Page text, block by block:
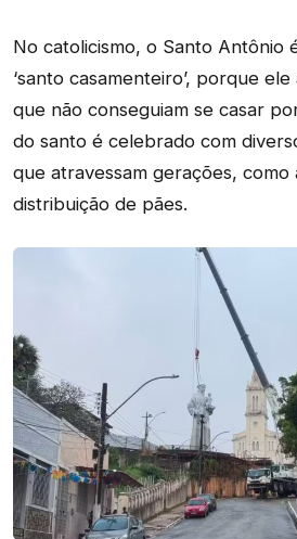
No catolicismo, o Santo Antônio
‘santo casamenteiro’, porque
que não conseguiam se casar
do santo é celebrado com
que atravessam gerações, como
distribuição de pães.